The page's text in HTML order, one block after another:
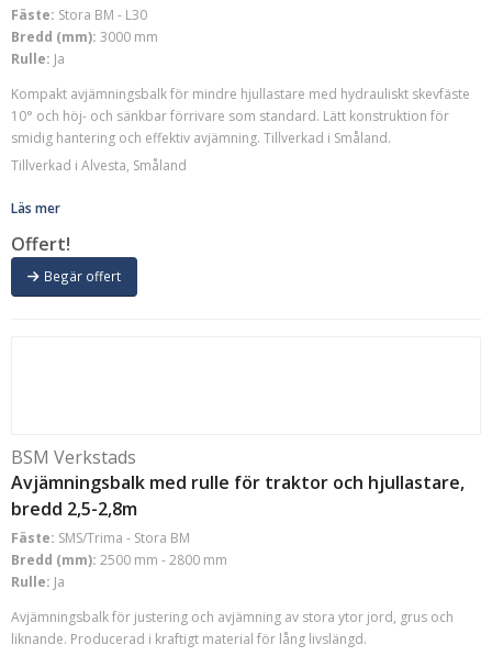
Fäste: Stora BM - L30
Bredd (mm): 3000 mm
Rulle: Ja
Kompakt avjämningsbalk för mindre hjullastare med hydrauliskt skevfäste
10° och höj- och sänkbar förrivare som standard. Lätt konstruktion för
smidig hantering och effektiv avjämning. Tillverkad i Småland.
Tillverkad i Alvesta, Småland
Läs mer
Offert!
Begär offert
BSM Verkstads
Avjämningsbalk med rulle för traktor och hjullastare,
bredd 2,5-2,8m
Fäste: SMS/Trima - Stora BM
Bredd (mm): 2500 mm - 2800 mm
Rulle: Ja
Avjämningsbalk för justering och avjämning av stora ytor jord, grus och
liknande. Producerad i kraftigt material för lång livslängd.